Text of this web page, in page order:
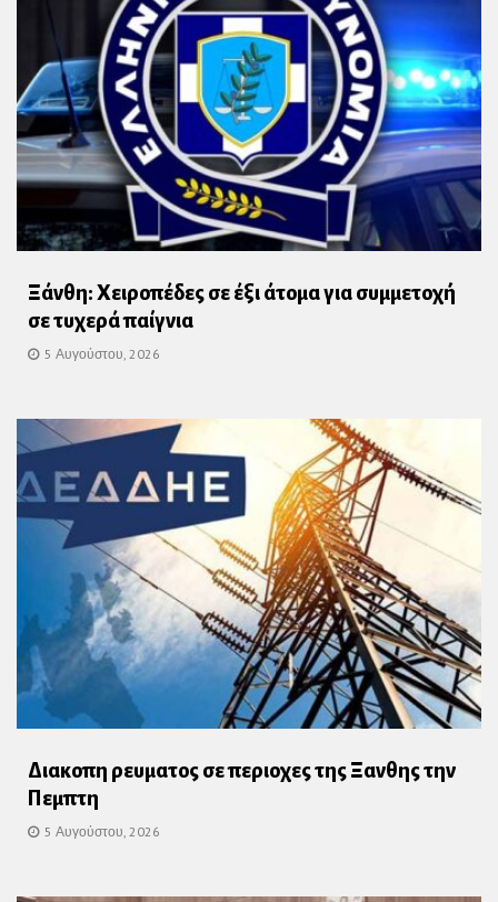
Ξάνθη: Χειροπέδες σε έξι άτομα για συμμετοχή
σε τυχερά παίγνια
5 Αυγούστου, 2026
Διακοπη ρευματος σε περιοχες της Ξανθης την
Πεμπτη
5 Αυγούστου, 2026